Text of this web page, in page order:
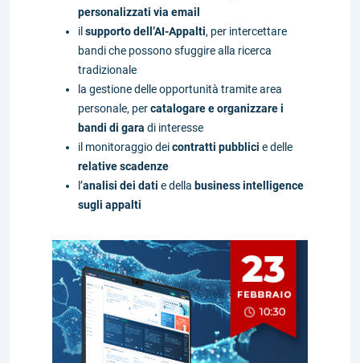
personalizzati via email
il supporto dell’AI-Appalti, per intercettare
bandi che possono sfuggire alla ricerca
tradizionale
la gestione delle opportunità tramite area
personale, percatalogare e organizzare i
bandi di gara di interesse
il monitoraggio deicontratti pubblici e delle
relative scadenze
l’analisi dei dati e della business intelligence
sugli appalti